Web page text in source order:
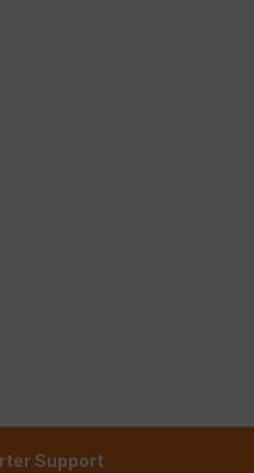
Support